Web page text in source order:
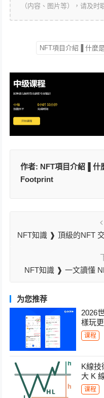
（内容、图片等），请及
NFT項目介紹▐ 什麼
作者: NFT項目介紹▐ 什
Footprint
NFT知識 ❱ 頂級的NFT
NFT知識 ❱ 一文讀懂
为您推荐
2026
樣玩
课程
K線技
大 K
课程